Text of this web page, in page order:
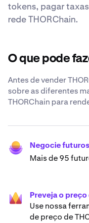
tokens, pagar
rede THORChain.
O que pode
Antes de vender
sobre as diferentes
THORChain para
Negocie
Mais de 95
Preveja o
Use nossa
de preço de